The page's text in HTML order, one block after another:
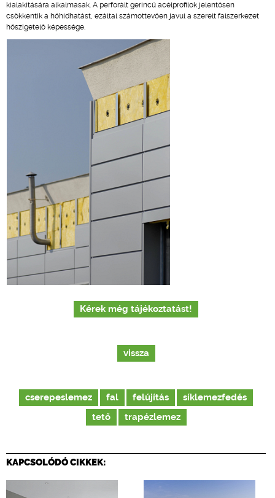
kialakítására alkalmasak. A perforált gerincű acélprofilok jelentősen
csökkentik a hőhídhatást, ezáltal számottevően javul a szerelt falszerkezet
hőszigetelő képessége.
Kérek még tájékoztatást!
vissza
cserepeslemez fal felújítás
síklemezfedés
tető
trapézlemez
KAPCSOLÓDÓ CIKKEK: